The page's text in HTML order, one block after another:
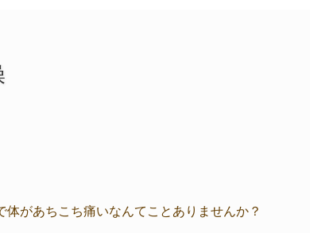
があちこち痛いなんてことありませんか？